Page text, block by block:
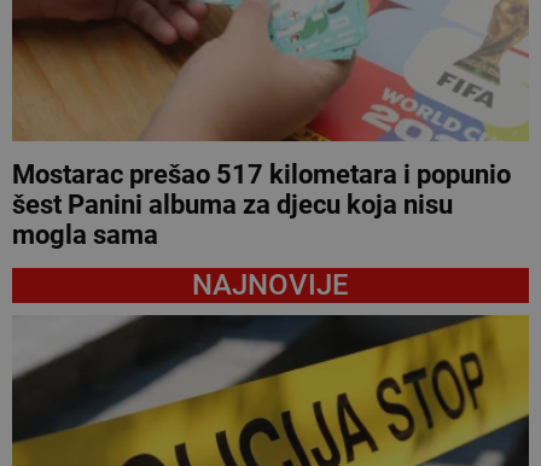
Mostarac prešao 517 kilometara i popunio
šest Panini albuma za djecu koja nisu
mogla sama
NAJNOVIJE